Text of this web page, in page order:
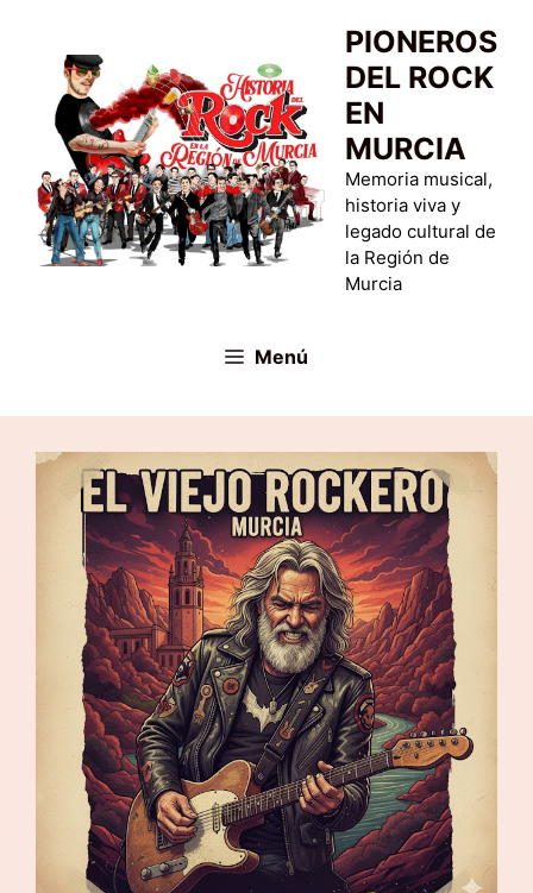
contenido
PIONEROS
DEL ROCK
EN
MURCIA
Memoria musical,
historia viva y
legado cultural de
la Región de
Murcia
Menú